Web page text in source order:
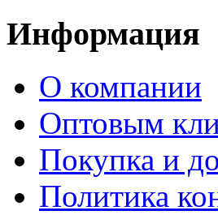
Информация
О компании
Оптовым
Покупка и
Политика